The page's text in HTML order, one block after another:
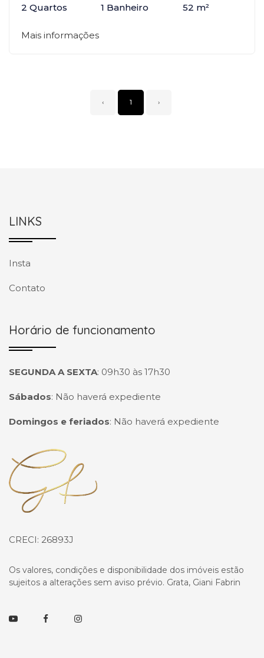
2 Quartos 1 Banheiro 52 m²
Mais informações
‹ 1 ›
LINKS
Insta
Contato
Horário de funcionamento
SEGUNDA A SEXTA: 09h30 às 17h30
Sábados: Não haverá expediente
Domingos e feriados: Não haverá expediente
Página inicial
CRECI: 26893J
Os valores, condições e disponibilidade dos imóveis estão
sujeitos a alterações sem aviso prévio. Grata, Giani Fabrin
YoutubeFacebookInstagram